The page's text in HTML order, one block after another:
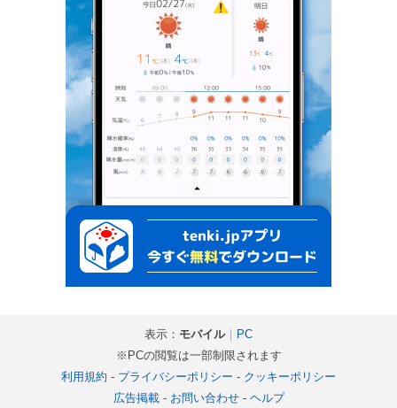
表示： モバイル｜ PC
※PCの閲覧は一部制限されます
利用規約 - プライバシーポリシー - クッキーポリシー
広告掲載- お問い合わせ- ヘルプ